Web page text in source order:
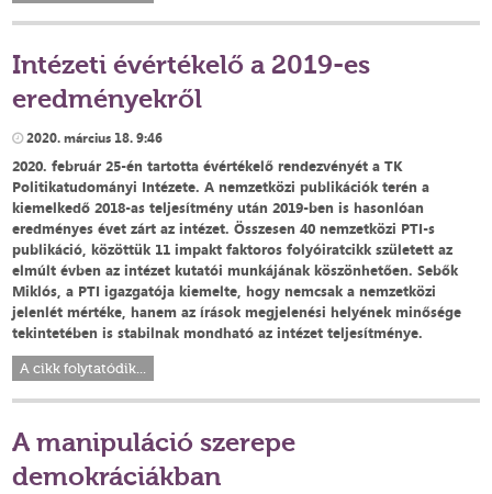
Intézeti évértékelő a 2019-es
eredményekről
2020. március 18. 9:46
2020. február 25-én tartotta évértékelő rendezvényét a TK
Politikatudományi Intézete. A nemzetközi publikációk terén a
kiemelkedő 2018-as teljesítmény után 2019-ben is hasonlóan
eredményes évet zárt az intézet. Összesen 40 nemzetközi PTI-s
publikáció, közöttük 11 impakt faktoros folyóiratcikk született az
elmúlt évben az intézet kutatói munkájának köszönhetően. Sebők
Miklós, a PTI igazgatója kiemelte, hogy nemcsak a nemzetközi
jelenlét mértéke, hanem az írások megjelenési helyének minősége
tekintetében is stabilnak mondható az intézet teljesítménye.
A cikk folytatódik...
A manipuláció szerepe
demokráciákban